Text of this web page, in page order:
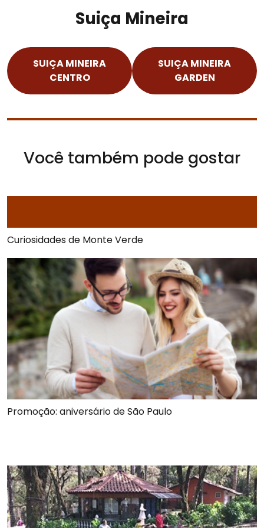
Suiça Mineira
SUIÇA MINEIRA
CENTRO
SUIÇA MINEIRA
GARDEN
Você também pode gostar
Curiosidades de Monte Verde
Promoção: aniversário de São Paulo